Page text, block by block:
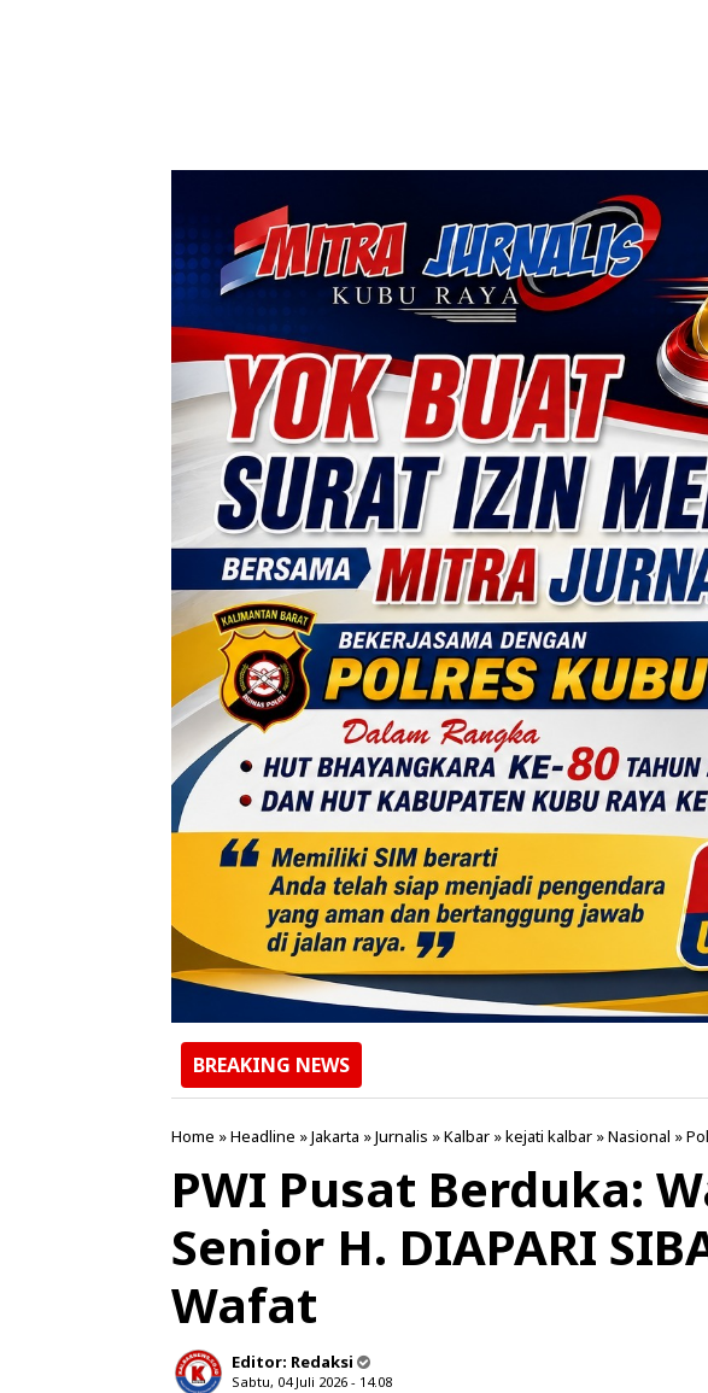
BREAKING NEWS
Home »Headline »Jakarta »Jurnalis »Kalbar »kejati kalbar »Nasional »
PWI Pusat Berduka:
Senior H. DIAPARI
Wafat
Editor: Redaksi
Sabtu, 04 Juli 2026 - 14.08